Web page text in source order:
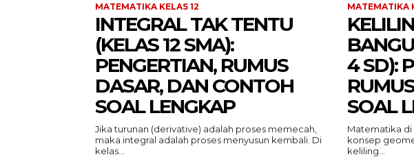
MATEMATIKA KELAS 12
INTEGRAL TAK TENTU
(KELAS 12 SMA):
PENGERTIAN, RUMUS
DASAR, DAN CONTOH
SOAL LENGKAP
Jika turunan (derivative) adalah proses memecah,
maka integral adalah proses menyusun kembali. Di
kelas...
MATEMATIKA
4 SD):
SOAL
Matematika di
konsep
keliling...